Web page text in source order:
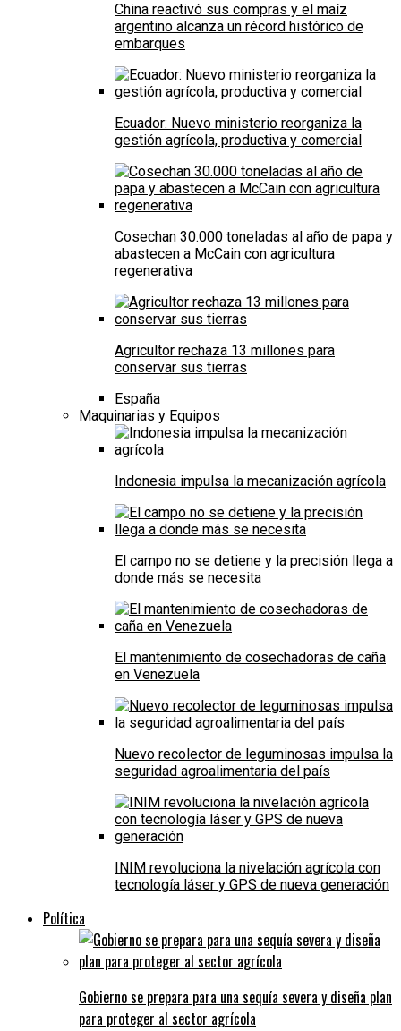
China reactivó sus compras y el maíz
argentino alcanza un récord histórico de
embarques
Ecuador: Nuevo ministerio reorganiza la
gestión agrícola, productiva y comercial
Cosechan 30.000 toneladas al año de papa y
abastecen a McCain con agricultura
regenerativa
Agricultor rechaza 13 millones para
conservar sus tierras
España
Maquinarias y Equipos
Indonesia impulsa la mecanización agrícola
El campo no se detiene y la precisión llega a
donde más se necesita
El mantenimiento de cosechadoras de caña
en Venezuela
Nuevo recolector de leguminosas impulsa la
seguridad agroalimentaria del país
INIM revoluciona la nivelación agrícola con
tecnología láser y GPS de nueva generación
Política
Gobierno se prepara para una sequía severa y diseña plan
para proteger al sector agrícola